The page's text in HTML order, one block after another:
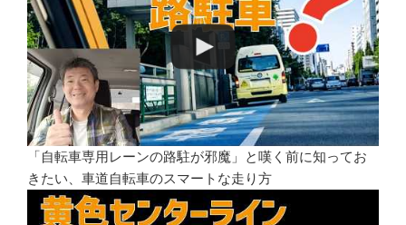
「自転車専用レーンの路駐が邪魔」と嘆く前に知ってお
きたい、車道自転車のスマートな走り方